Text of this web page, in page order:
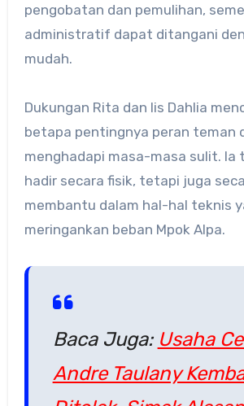
pengobatan dan pemulihan,
administratif dapat ditangani
mudah.
Dukungan Rita dan Iis Dahlia
betapa pentingnya peran teman
menghadapi masa-masa sulit. Ia
hadir secara fisik, tetapi juga
membantu dalam hal-hal teknis
meringankan beban Mpok Alpa.
Baca Juga: Usaha
Andre Taulany